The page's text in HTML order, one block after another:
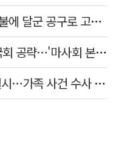
'외도 의심' 아내 화장실에 묶고 불에 달군 공구로 고문…남편 검거
김병삼 경북 영천시장, 이번엔 국회 공략…'마사회 본사 이전·광역교통망 확충' 요청
경찰, 9월 초부터 상피제 전격 실시…가족 사건 수사 못해